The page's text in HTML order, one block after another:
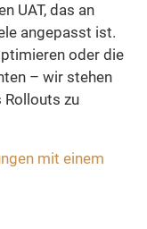
UAT, das an
angepasst ist.
oder die
– wir stehen
Rollouts zu
mit einem